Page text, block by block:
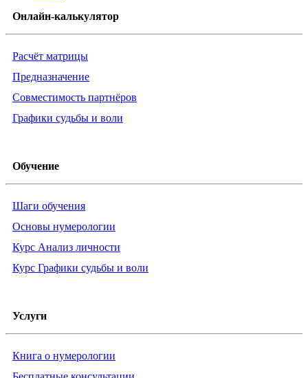
Онлайн-калькулятор
Расчёт матрицы
Предназначение
Совместимость партнёров
Графики судьбы и воли
Обучение
Шаги обучения
Основы нумерологии
Курс Анализ личности
Курс Графики судьбы и воли
Услуги
Книга о нумерологии